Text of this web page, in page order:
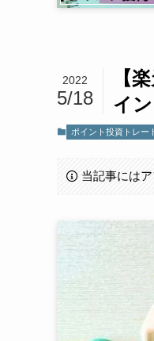
【
イ
2022
5/18
ポイント投資トレー
当記事には